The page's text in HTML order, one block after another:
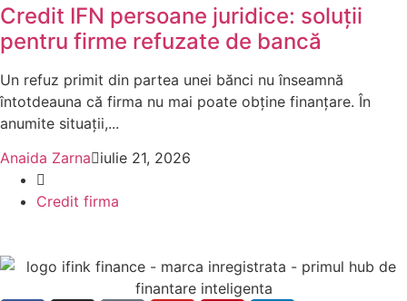
Credit IFN persoane juridice: soluții
pentru firme refuzate de bancă
Un refuz primit din partea unei bănci nu înseamnă
întotdeauna că firma nu mai poate obține finanțare. În
anumite situații,...
Anaida Zarna iulie 21, 2026
Credit firma